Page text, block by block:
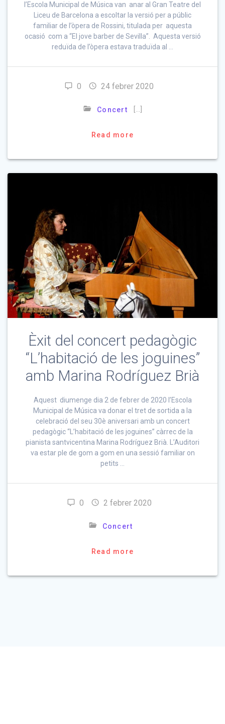
l’Escola Municipal de Música van anar al Gran Teatre del
Liceu de Barcelona a escoltar la versió per a públic
familiar de l’òpera de Rossini, titulada per aquesta
ocasió com a “El jove barber de Sevilla”. Aquesta versió
reduïda de l’òpera estava traduïda al …
0 24 febrer 2020
Concert […]
Read more
Èxit del concert pedagògic
“L’habitació de les joguines”
amb Marina Rodríguez Brià
Aquest diumenge dia 2 de febrer de 2020 l’Escola
Municipal de Música va donar el tret de sortida a la
celebració del seu 30è aniversari amb un concert
pedagògic “L’habitació de les joguines” càrrec de la
pianista santvicentina Marina Rodríguez Brià. L’Auditori
va estar ple de gom a gom en una sessió familiar on
petits …
0 2 febrer 2020
Concert
Read more